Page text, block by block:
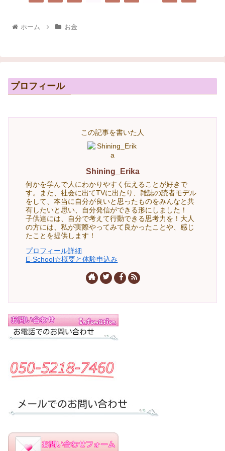
ホーム お金
プロフィール
この記事を書いた人
Shining_Erika
何かを学んで人にわかりやすく伝えることが好きで
す。また、社会に出てTVに出たり、雑誌の読者モデル
をして、本当に自分が良いと思ったものをみんなと共
有したいと思い、自分発信ができる形にしました！
子供達には、自分で考えて行動できる思考力を！大人
の方には、私が実際やってみて良かったことや、感じ
たことを提供します！
プロフィール詳細
E-School☆概要と体験申込み